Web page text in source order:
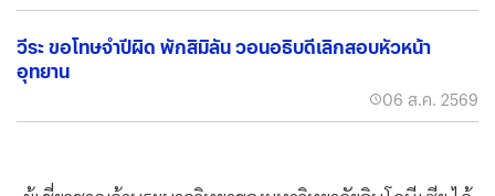
วีระ ขอโทษจำปีผิด พักสิมิลัน วอนอธิบดีเลิกสอบหัวหน้า
อุทยาน
06 ส.ค. 2569